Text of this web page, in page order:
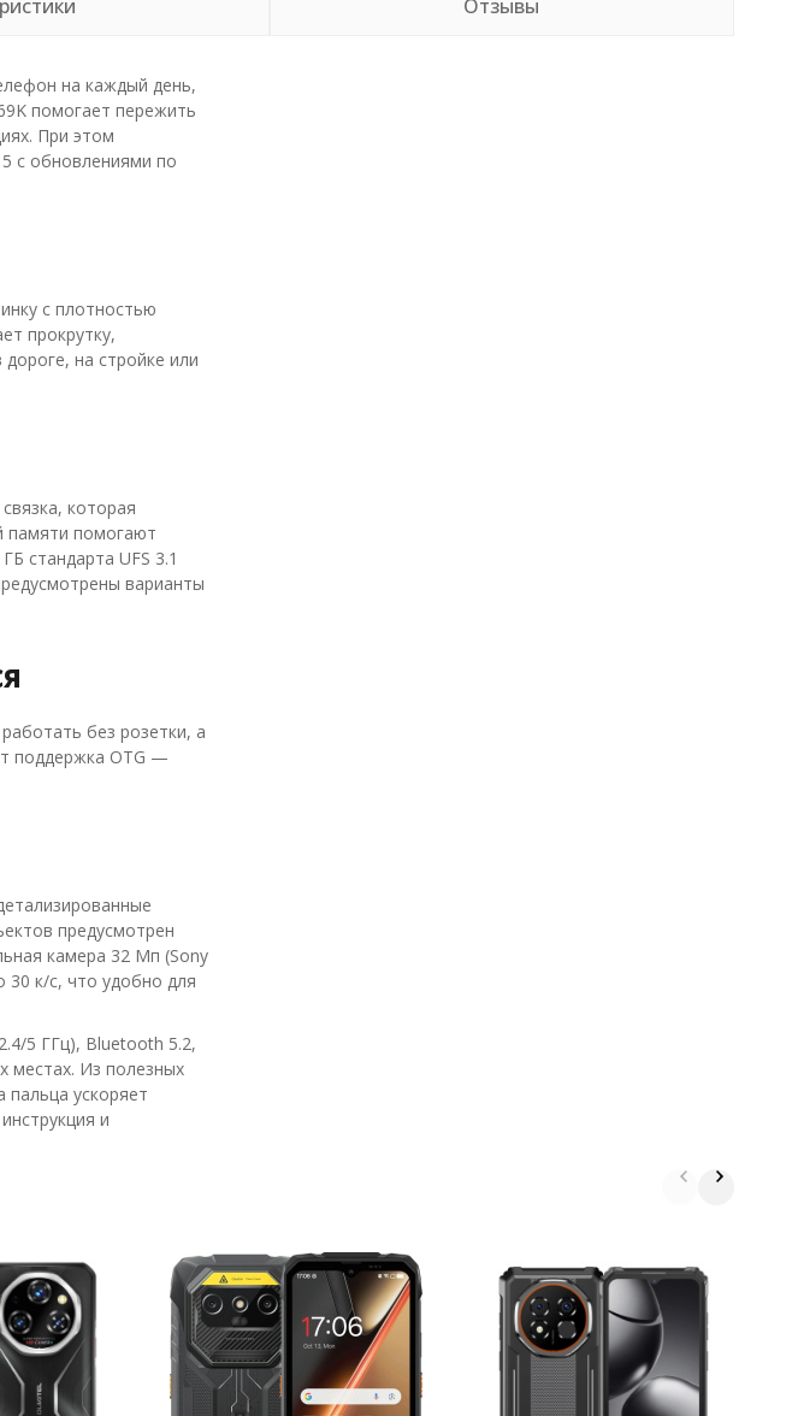
Отзывы
на каждый день,
помогает пережить
При этом
с обновлениями по
с плотностью
прокрутку,
на стройке или
которая
памяти помогают
стандарта UFS 3.1
варианты
без розетки, а
поддержка OTG —
предусмотрен
камера 32 Мп (Sony
30 к/с, что удобно для
5 ГГц), Bluetooth 5.2,
местах. Из полезных
ускоряет
и